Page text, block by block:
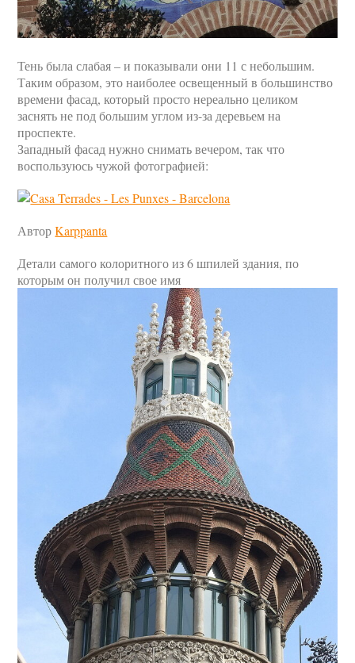
Тень была слабая – и показывали они 11 с небольшим.
Таким образом, это наиболее освещенный в большинство
времени фасад, который просто нереально целиком
заснять не под большим углом из-за деревьем на
проспекте.
Западный фасад нужно снимать вечером, так что
воспользуюсь чужой фотографией:
АвторKarppanta
Детали самого колоритного из 6 шпилей здания, по
которым он получил свое имя